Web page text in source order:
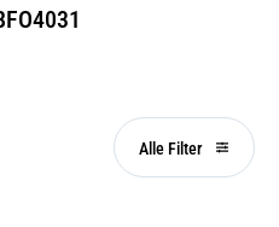
Alle Filter